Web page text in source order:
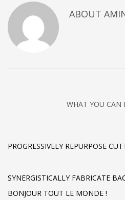
ABOUT
WHAT YOU CAN
PROGRESSIVELY REPURPOSE
SYNERGISTICALLY FABRICATE
BONJOUR TOUT LE MONDE !